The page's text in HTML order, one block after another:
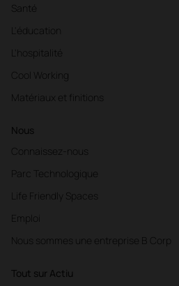
Santé
L'éducation
L'hospitalité
Cool Working
Matériaux et finitions
Nous
Connaissez-nous
Parc Technologique
Life Friendly Spaces
Emploi
Nous sommes une entreprise B Corp
Tout sur Actiu